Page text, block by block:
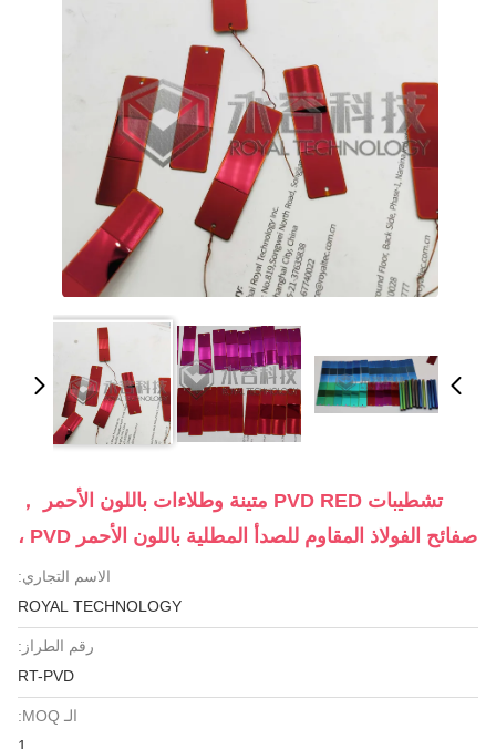
تشطيبات PVD RED متينة وطلاءات باللون الأحمر ，
صفائح الفولاذ المقاوم للصدأ المطلية باللون الأحمر PVD ،
الاسم التجاري:
ROYAL TECHNOLOGY
رقم الطراز:
RT-PVD
الـ MOQ: